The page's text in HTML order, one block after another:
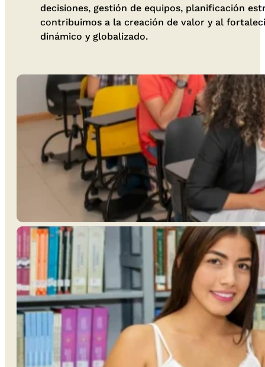
decisiones, gestión de equipos, planificación
contribuimos a la creación de valor y al
dinámico y globalizado.